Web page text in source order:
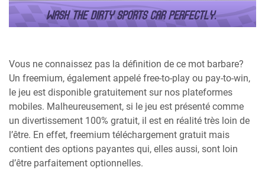
Vous ne connaissez pas la définition de ce mot barbare?
Un freemium, également appelé free-to-play ou pay-to-win,
le jeu est disponible gratuitement sur nos plateformes
mobiles. Malheureusement, si le jeu est présenté comme
un divertissement 100% gratuit, il est en réalité très loin de
l’être. En effet, freemium téléchargement gratuit mais
contient des options payantes qui, elles aussi, sont loin
d’être parfaitement optionnelles.